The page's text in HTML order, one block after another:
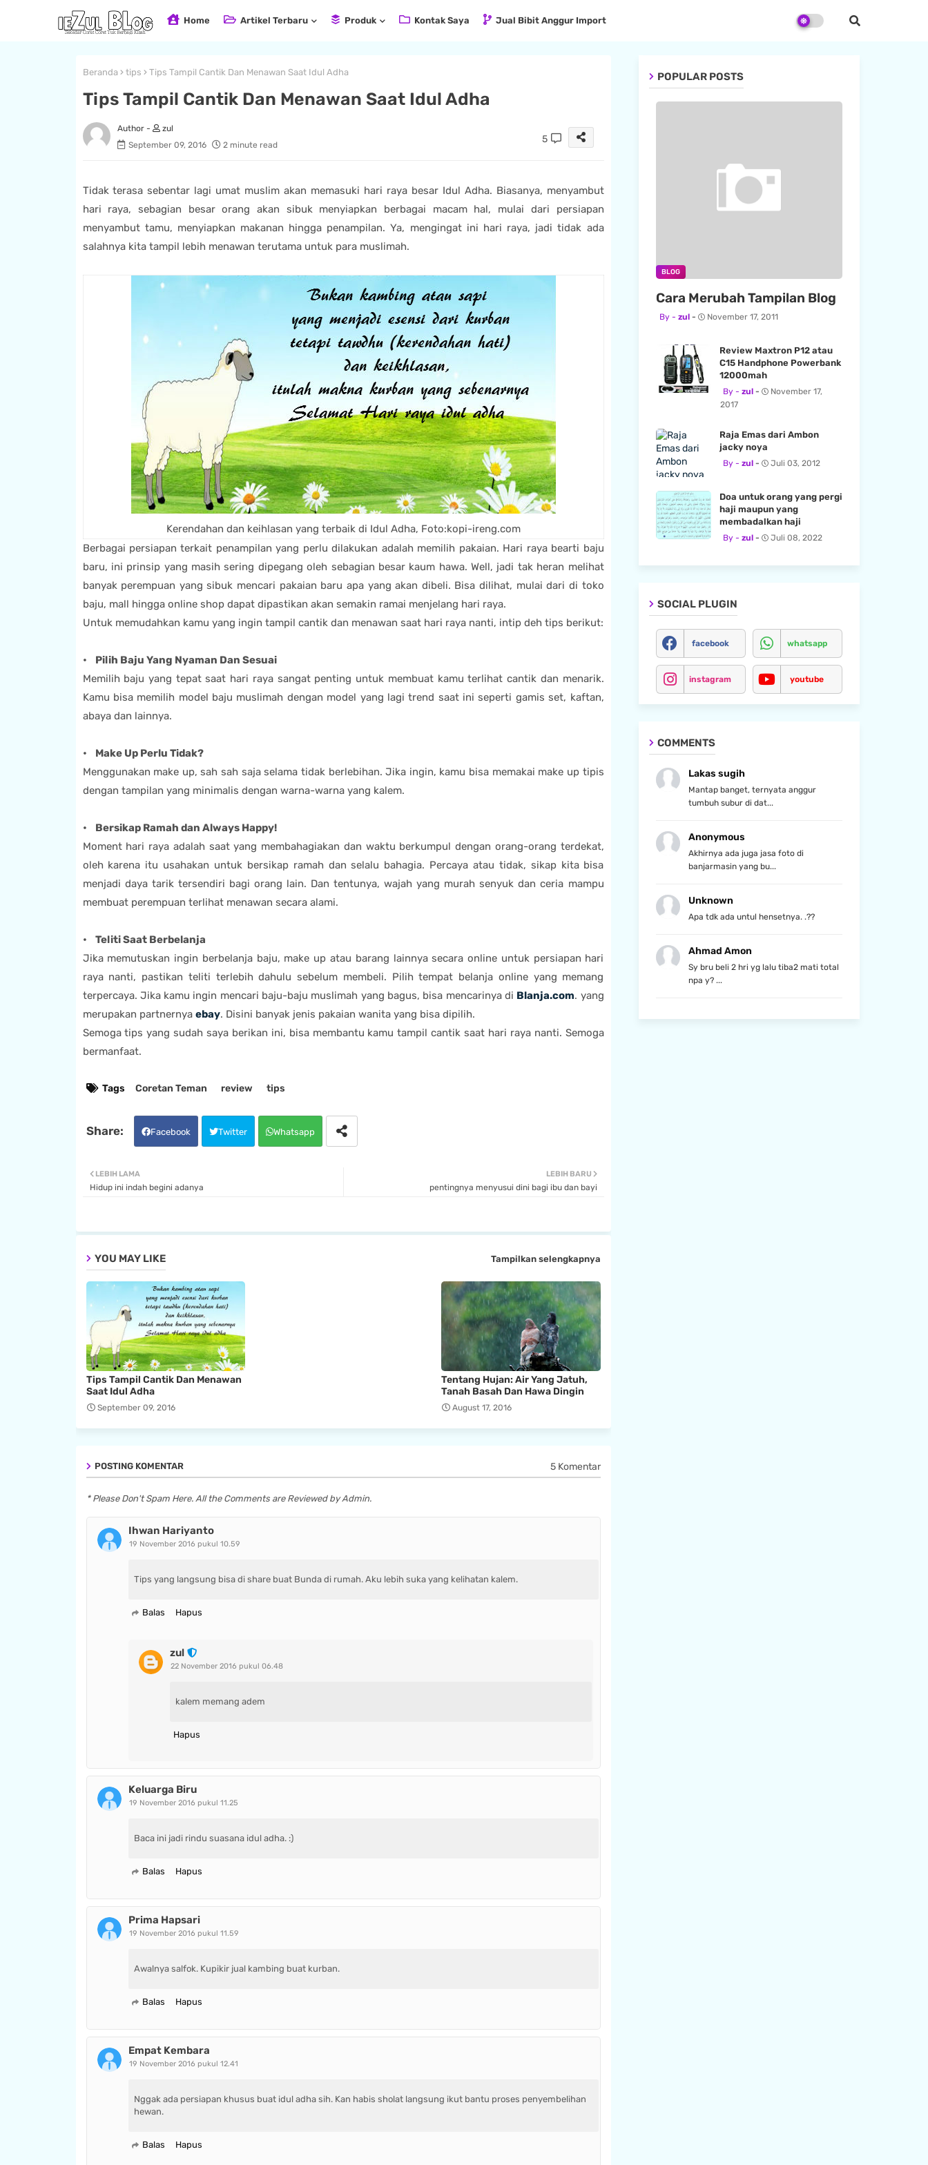
Home Artikel Terbaru Produk Kontak Saya Jual Bibit Anggur Import
Beranda tips Tips Tampil Cantik Dan Menawan Saat Idul Adha
Tips Tampil Cantik Dan Menawan Saat Idul Adha
zul
September 09, 2016
2 minute read
5
Tidak terasa sebentar lagi umat muslim akan memasuki hari raya besar Idul Adha. Biasanya, menyambut
hari raya, sebagian besar orang akan sibuk menyiapkan berbagai macam hal, mulai dari persiapan
menyambut tamu, menyiapkan makanan hingga penampilan. Ya, mengingat ini hari raya, jadi tidak ada
salahnya kita tampil lebih menawan terutama untuk para muslimah.
Kerendahan dan keihlasan yang terbaik di Idul Adha, Foto:kopi-ireng.com
Berbagai persiapan terkait penampilan yang perlu dilakukan adalah memilih pakaian. Hari raya bearti baju
baru, ini prinsip yang masih sering dipegang oleh sebagian besar kaum hawa. Well, jadi tak heran melihat
banyak perempuan yang sibuk mencari pakaian baru apa yang akan dibeli. Bisa dilihat, mulai dari di toko
baju, mall hingga online shop dapat dipastikan akan semakin ramai menjelang hari raya.
Untuk memudahkan kamu yang ingin tampil cantik dan menawan saat hari raya nanti, intip deh tips berikut:
• Pilih Baju Yang Nyaman Dan Sesuai
Memilih baju yang tepat saat hari raya sangat penting untuk membuat kamu terlihat cantik dan menarik.
Kamu bisa memilih model baju muslimah dengan model yang lagi trend saat ini seperti gamis set, kaftan,
abaya dan lainnya.
• Make Up Perlu Tidak?
Menggunakan make up, sah sah saja selama tidak berlebihan. Jika ingin, kamu bisa memakai make up tipis
dengan tampilan yang minimalis dengan warna-warna yang kalem.
• Bersikap Ramah dan Always Happy!
Moment hari raya adalah saat yang membahagiakan dan waktu berkumpul dengan orang-orang terdekat,
oleh karena itu usahakan untuk bersikap ramah dan selalu bahagia. Percaya atau tidak, sikap kita bisa
menjadi daya tarik tersendiri bagi orang lain. Dan tentunya, wajah yang murah senyuk dan ceria mampu
membuat perempuan terlihat menawan secara alami.
• Teliti Saat Berbelanja
Jika memutuskan ingin berbelanja baju, make up atau barang lainnya secara online untuk persiapan hari
raya nanti, pastikan teliti terlebih dahulu sebelum membeli. Pilih tempat belanja online yang memang
terpercaya. Jika kamu ingin mencari baju-baju muslimah yang bagus, bisa mencarinya di Blanja.com. yang
merupakan partnernya ebay. Disini banyak jenis pakaian wanita yang bisa dipilih.
Semoga tips yang sudah saya berikan ini, bisa membantu kamu tampil cantik saat hari raya nanti. Semoga
bermanfaat.
Tags Coretan Teman review tips
Facebook Twitter Whatsapp
LEBIH BARU
pentingnya menyusui dini bagi ibu dan bayi
LEBIH LAMA
Hidup ini indah begini adanya
YOU MAY LIKE Tampilkan selengkapnya
Tips Tampil Cantik Dan Menawan
Saat Idul Adha
September 09, 2016
Tentang Hujan: Air Yang Jatuh,
Tanah Basah Dan Hawa Dingin
August 17, 2016
POSTING KOMENTAR 5 Komentar
* Please Don't Spam Here. All the Comments are Reviewed by Admin.
Ihwan Hariyanto
19 November 2016 pukul 10.59
Tips yang langsung bisa di share buat Bunda di rumah. Aku lebih suka yang kelihatan kalem.
Balas Hapus
zul
22 November 2016 pukul 06.48
kalem memang adem
Hapus
Keluarga Biru
19 November 2016 pukul 11.25
Baca ini jadi rindu suasana idul adha. :)
Balas Hapus
Prima Hapsari
19 November 2016 pukul 11.59
Awalnya salfok. Kupikir jual kambing buat kurban.
Balas Hapus
Empat Kembara
19 November 2016 pukul 12.41
Nggak ada persiapan khusus buat idul adha sih. Kan habis sholat langsung ikut bantu proses penyembelihan
hewan.
Balas Hapus
POPULAR POSTS
BLOG
Cara Merubah Tampilan Blog
zul November 17, 2011
Review Maxtron P12 atau
C15 Handphone Powerbank
12000mah
zul
November 17,
2017
Raja Emas dari Ambon
jacky noya
zul Juli 03, 2012
Doa untuk orang yang pergi
haji maupun yang
membadalkan haji
zul Juli 08, 2022
SOCIAL PLUGIN
facebook whatsapp
instagram youtube
COMMENTS
Lakas sugih
Mantap banget, ternyata anggur
tumbuh subur di dat...
Anonymous
Akhirnya ada juga jasa foto di
banjarmasin yang bu...
Unknown
Apa tdk ada untul hensetnya. .??
Ahmad Amon
Sy bru beli 2 hri yg lalu tiba2 mati total
npa y? ...